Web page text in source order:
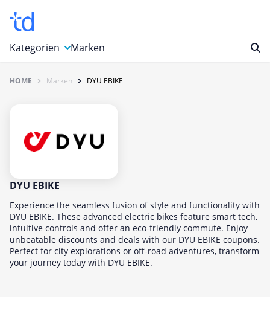
Kategorien
Auto, Motorrad & Werkzeuge
Computer & Elektronik
Essen & Trinken
Foto, Druck & Büro
Gaming & Spielzeug
Garten, Haushalt & Tiere
Gesundheit & Beauty
Marken
HOME Marken DYU EBIKE
DYU EBIKE
Experience the seamless fusion of style and functionality with
DYU EBIKE. These advanced electric bikes feature smart tech,
intuitive controls and offer an eco-friendly commute. Enjoy
unbeatable discounts and deals with our DYU EBIKE coupons.
Perfect for city explorations or off-road adventures, transform
your journey today with DYU EBIKE.